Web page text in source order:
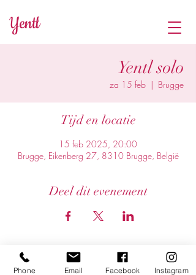
Yentl
Yentl solo
za 15 feb
  |
Brugge
Tijd en locatie
15 feb 2025, 20:00
Brugge, Eikenberg 27, 8310 Brugge, België
Deel dit evenement
Phone Email Facebook Instagram